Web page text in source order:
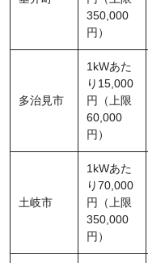
350,000
円）
多治見市
1kWあた
り15,000
円（上限
60,000
円）
土岐市
1kWあた
り70,000
円（上限
350,000
円）